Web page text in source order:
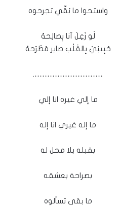
واستحوا ما بَقِّي تجرحوه
لَو زَعِلَ آنا بِصالِحهُ
حَبِيبَيْ بِالقَلْب صاير مَطْرَحهُ
……………………….
ما إلي غيره انا إلي
ما إله غيري انا إله
بقبله بلا محل له
بصراحة بعشقه
ما بقى تسألوه